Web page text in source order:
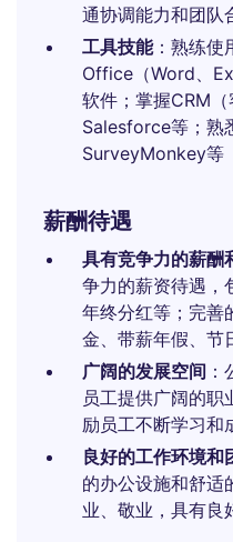
通协调能力和团队
工具技能：熟练使
Office（Word、
软件；掌握CRM
Salesforce等；熟
SurveyMonkey等
薪酬待遇
具有竞争力的薪酬
争力的薪资待遇，
年终分红等；完善
金、带薪年假、节
广阔的发展空间
员工提供广阔的职
励员工不断学习和
良好的工作环境和
的办公设施和舒适
业、敬业，具有良